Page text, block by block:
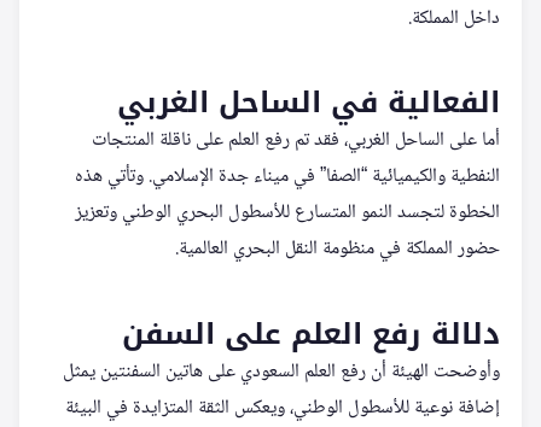
داخل المملكة.
الفعالية في الساحل الغربي
أما على الساحل الغربي، فقد تم رفع العلم على ناقلة المنتجات
النفطية والكيميائية “الصفا” في ميناء جدة الإسلامي. وتأتي هذه
الخطوة لتجسد النمو المتسارع للأسطول البحري الوطني وتعزيز
حضور المملكة في منظومة النقل البحري العالمية.
دلالة رفع العلم على السفن
وأوضحت الهيئة أن رفع العلم السعودي على هاتين السفنتين يمثل
إضافة نوعية للأسطول الوطني، ويعكس الثقة المتزايدة في البيئة